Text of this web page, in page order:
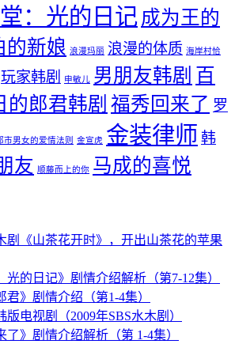
：光的日记 成为王的
的新娘 浪漫玛丽 浪漫的体质 海岸村恰
玩家韩剧 申敏儿 男朋友韩剧 百
的郎君韩剧 福秀回来了 罗
市男女的爱情法则 金宣虎 金装律师 韩
友 顺藤而上的你 马成的喜悦
剧《山茶花开时》，开出山茶花的苹果
光的日记》剧情介绍解析（第7-12集）
》剧情介绍（第1-4集）
电视剧（2009年SBS水木剧）
了》剧情介绍解析（第 1-4集）